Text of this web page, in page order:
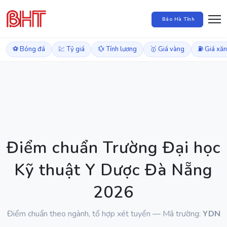
Báo Hà Tĩnh
⚽ Bóng đá 💹 Tỷ giá 💱 Tính lương 🥇 Giá vàng ⛽ Giá
Điểm chuẩn Trường Đại học
Kỹ thuật Y Dược Đà Nẵng
2026
Điểm chuẩn theo ngành, tổ hợp xét tuyển — Mã trường: YDN